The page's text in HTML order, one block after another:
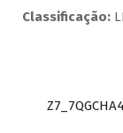
Classificação: